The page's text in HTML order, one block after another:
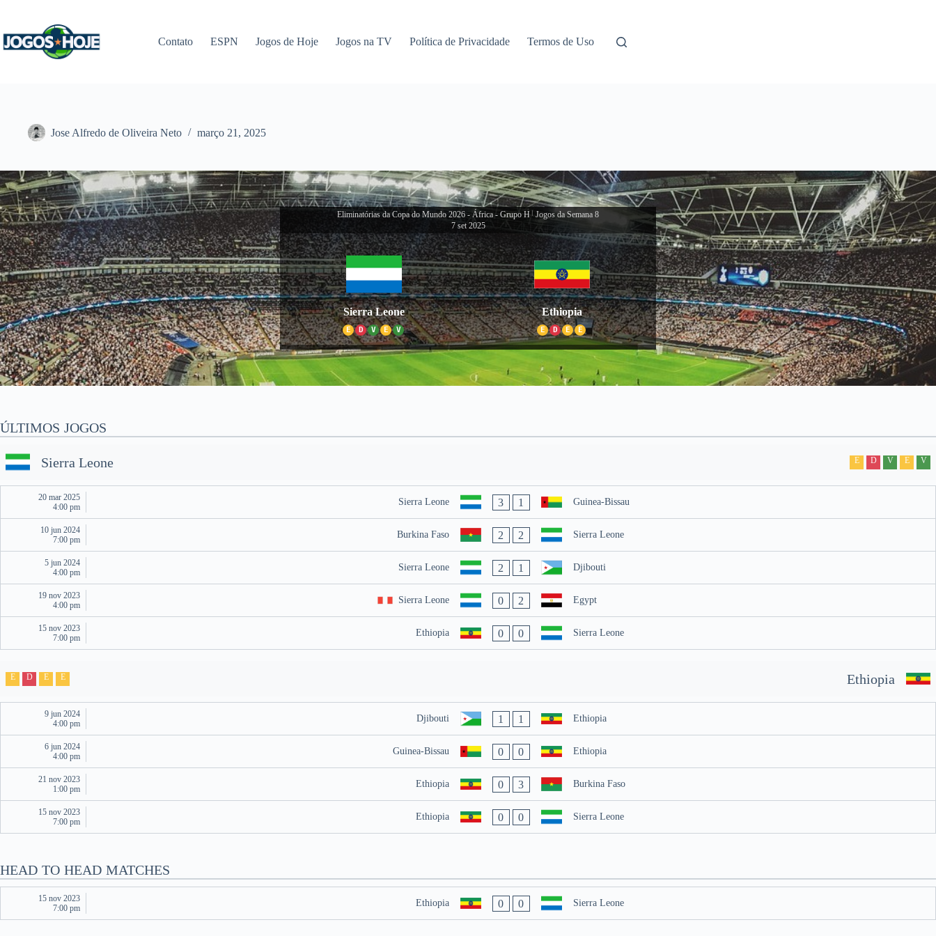
conteúdo
Contato ESPN Jogos de Hoje Jogos na TV Política de Privacidade Termos de Uso
Jose Alfredo de Oliveira Neto março 21, 2025
Eliminatórias da Copa do Mundo 2026 - África - Grupo H Jogos da Semana 8
7 set 2025
Sierra Leone
E D V E V
Ethiopia
E D E E
ÚLTIMOS JOGOS
Sierra Leone E D V E V
20 mar 2025
4:00 pm
Sierra Leone 3 1 Guinea-Bissau
10 jun 2024
7:00 pm
Burkina Faso 2 2 Sierra Leone
5 jun 2024
4:00 pm
Sierra Leone 2 1 Djibouti
19 nov 2023
4:00 pm
Sierra Leone 0 2 Egypt
15 nov 2023
7:00 pm
Ethiopia 0 0 Sierra Leone
Ethiopia
E D E E
9 jun 2024
4:00 pm
Djibouti 1 1 Ethiopia
6 jun 2024
4:00 pm
Guinea-Bissau 0 0 Ethiopia
21 nov 2023
1:00 pm
Ethiopia 0 3 Burkina Faso
15 nov 2023
7:00 pm
Ethiopia 0 0 Sierra Leone
HEAD TO HEAD MATCHES
15 nov 2023
7:00 pm
Ethiopia 0 0 Sierra Leone